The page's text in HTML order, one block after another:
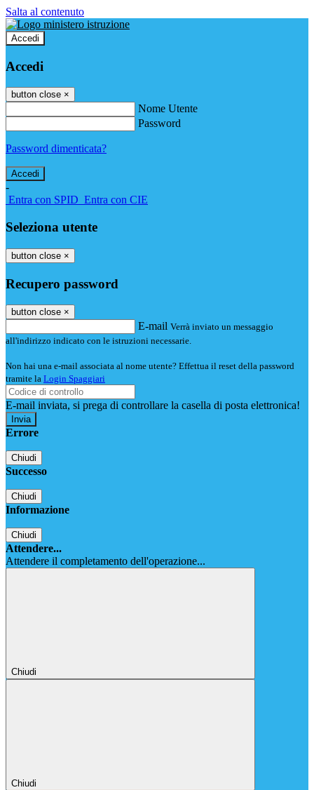
Salta al contenuto
Accedi
Accedi
button close ×
Nome Utente
Password
Password dimenticata?
-
Entra con SPID Entra con CIE
Seleziona utente
button close ×
Recupero password
button close ×
E-mail Verrà inviato un messaggio
all'indirizzo indicato con le istruzioni necessarie.
Non hai una e-mail associata al nome utente? Effettua il reset della password
tramite la Login Spaggiari
E-mail inviata, si prega di controllare la casella di posta elettronica!
Errore
Chiudi
Successo
Chiudi
Informazione
Chiudi
Attendere...
Attendere il completamento dell'operazione...
Chiudi
Chiudi